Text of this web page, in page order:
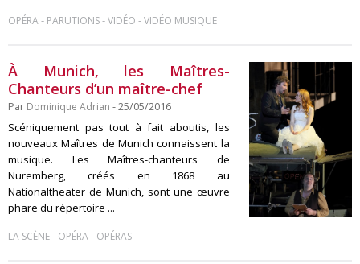
OPÉRA- PARUTIONS-VIDÉO -VIDÉO MUSIQUE
À Munich, les Maîtres-
Chanteurs d’un maître-chef
Par Dominique Adrian - 25/05/2016
Scéniquement pas tout à fait aboutis, les
nouveaux Maîtres de Munich connaissent la
musique. Les Maîtres-chanteurs de
Nuremberg, créés en 1868 au
Nationaltheater de Munich, sont une œuvre
phare du répertoire ...
LA SCÈNE- OPÉRA- OPÉRAS